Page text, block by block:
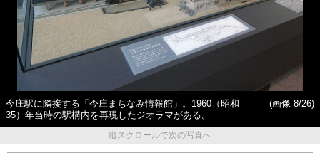
今庄駅に隣接する「今庄まちなみ情報館」。1960（昭和
35）年当時の駅構内を再現したジオラマがある。
(画像 8/26)
縦スクロールで次の写真へ